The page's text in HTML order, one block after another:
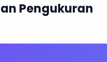
Pengukuran